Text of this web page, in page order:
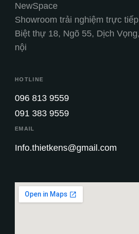
NewSpace
Showroom trải nghiệm trực
Biệt thự 18, Ngõ 55, Dịch
nội
HOTLINE
096 813 9559
091 383 9559
EMAIL
Info.thietkens@gmail.com